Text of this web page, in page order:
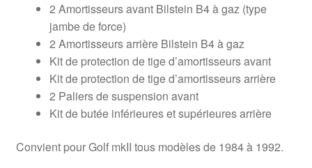
2 Amortisseurs avant Bilstein B4 à gaz (type
jambe de force)
2 Amortisseurs arrière Bilstein B4 à gaz
Kit de protection de tige d’amortisseurs avant
Kit de protection de tige d’amortisseurs arrière
2 Paliers de suspension avant
Kit de butée inférieures et supérieures arrière
Convient pour Golf mkII tous modèles de 1984 à 1992.